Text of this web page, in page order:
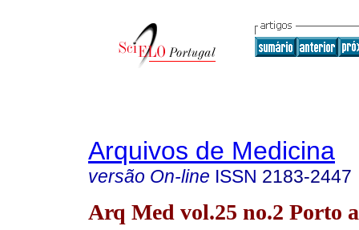
Arquivos de Medicina
versão On-line ISSN 2183-2447
Arq Med vol.25 no.2 Porto